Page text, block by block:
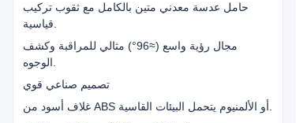
حامل عدسة معدني متين بالكامل مع ثقوب تركيب
مجال رؤية واسع (≈96°) مثالي للمراقبة وكشف
تصميم صناعي قوي